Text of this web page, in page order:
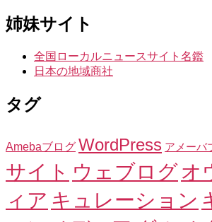
対
象:
姉妹サイト
全国ローカルニュースサイト名鑑
日本の地域商社
タグ
Amebaブログ WordPress アメーバ
サイト ウェブログオ
ィア キュレーション